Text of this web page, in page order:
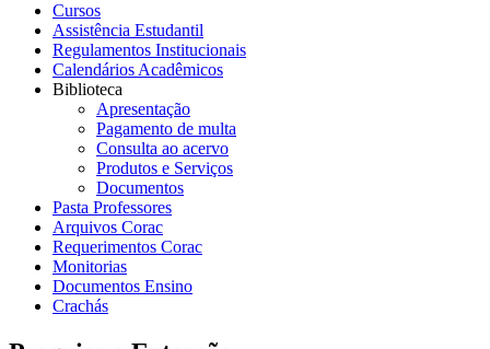
Cursos
Assistência Estudantil
Regulamentos Institucionais
Calendários Acadêmicos
Biblioteca
Apresentação
Pagamento de multa
Consulta ao acervo
Produtos e Serviços
Documentos
Pasta Professores
Arquivos Corac
Requerimentos Corac
Monitorias
Documentos Ensino
Crachás